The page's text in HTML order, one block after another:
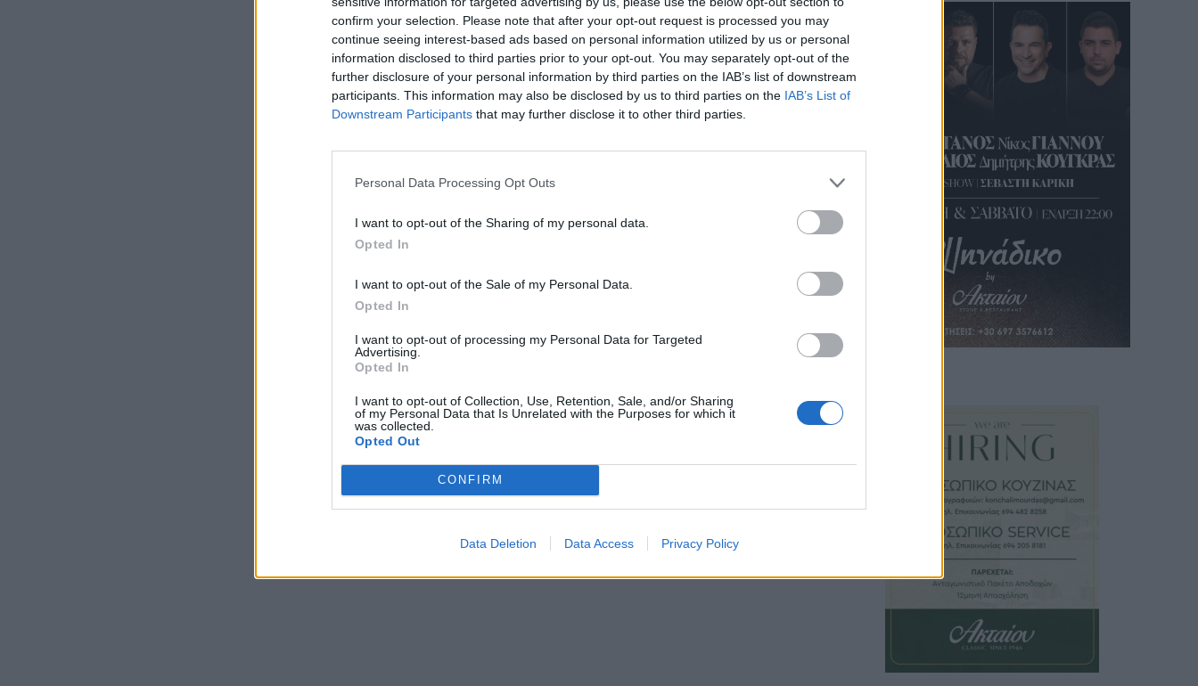
confirm your selection. Please note that after your opt-out request is processed you may
continue seeing interest-based ads based on personal information utilized by us or personal
information disclosed to third parties prior to your opt-out. You may separately opt-out of the
further disclosure of your personal information by third parties on the IAB’s list of downstream
participants. This information may also be disclosed by us to third parties on the IAB’s List of
Downstream Participants that may further disclose it to other third parties.
Personal Data Processing Opt Outs
I want to opt-out of the Sharing of my personal data.
Opted In
I want to opt-out of the Sale of my Personal Data.
Opted In
I want to opt-out of processing my Personal Data for Targeted
Advertising.
Opted In
I want to opt-out of Collection, Use, Retention, Sale, and/or Sharing
of my Personal Data that Is Unrelated with the Purposes for which it
was collected.
Opted Out
CONFIRM
Data Deletion Data Access Privacy Policy